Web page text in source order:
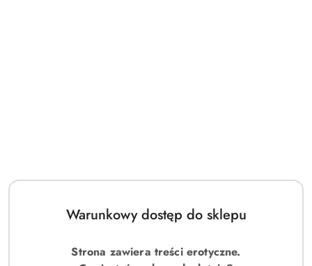
Warunkowy dostęp do sklepu
Strona zawiera treści erotyczne.